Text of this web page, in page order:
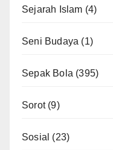
Sejarah Islam (4)
Seni Budaya (1)
Sepak Bola (395)
Sorot(9)
Sosial (23)